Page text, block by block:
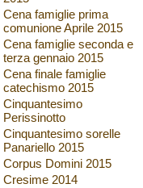
Cena famiglie prima
comunione Aprile 2015
Cena famiglie seconda e
terza gennaio 2015
Cena finale famiglie
catechismo 2015
Cinquantesimo
Perissinotto
Cinquantesimo sorelle
Panariello 2015
Corpus Domini 2015
Cresime 2014